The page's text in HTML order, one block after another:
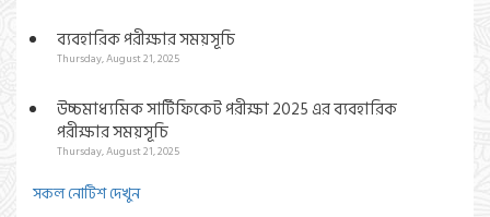
ব্যবহারিক পরীক্ষার সময়সূচি
Thursday, August 21, 2025
উচ্চমাধ্যমিক সার্টিফিকেট পরীক্ষা 2025 এর ব্যবহারিক
পরীক্ষার সময়সূচি
Thursday, August 21, 2025
সকল নোটিশ দেখুন